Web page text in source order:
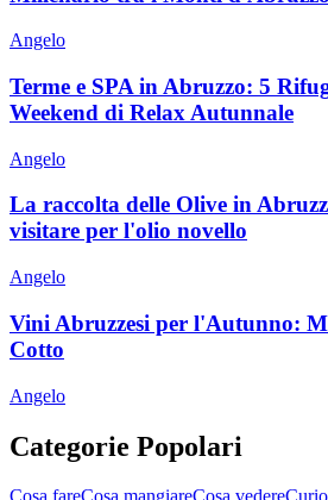
Angelo
Terme e SPA in Abruzzo: 5
Weekend di Relax Autunnale
Angelo
La raccolta delle Olive in
visitare per l'olio novello
Angelo
Vini Abruzzesi per l'Autunno:
Cotto
Angelo
Categorie Popolari